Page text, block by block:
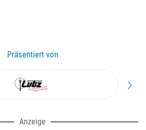
Präsentiert von
Anzeige